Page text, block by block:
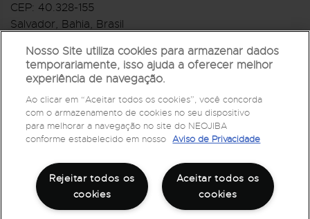
CEP: 40.328-155
Salvador, Bahia, Brasil
R.Monte Castelo Nº 62, Bairro Barbalho
CEP: 40.301-210
Salvador, Bahia, Brasil
Telefone:(71) 3032-1073
Nosso Site utiliza cookies para armazenar dados
temporariamente, isso ajuda a oferecer melhor
experiência de navegação.
Ao clicar em “Aceitar todos os cookies”, você concorda
com o armazenamento de cookies no seu dispositivo
para melhorar a navegação no site do NEOJIBA
conforme estabelecido em nosso Aviso de Privacidade
Aceitar todos os
cookies
Rejeitar todos os
cookies